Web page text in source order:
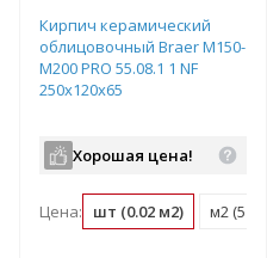
Кирпич керамический
облицовочный Braer M150-
M200 PRO 55.08.1 1 NF
250x120x65
Хорошая цена!
Цена: шт (0.02 м2) м2 (51